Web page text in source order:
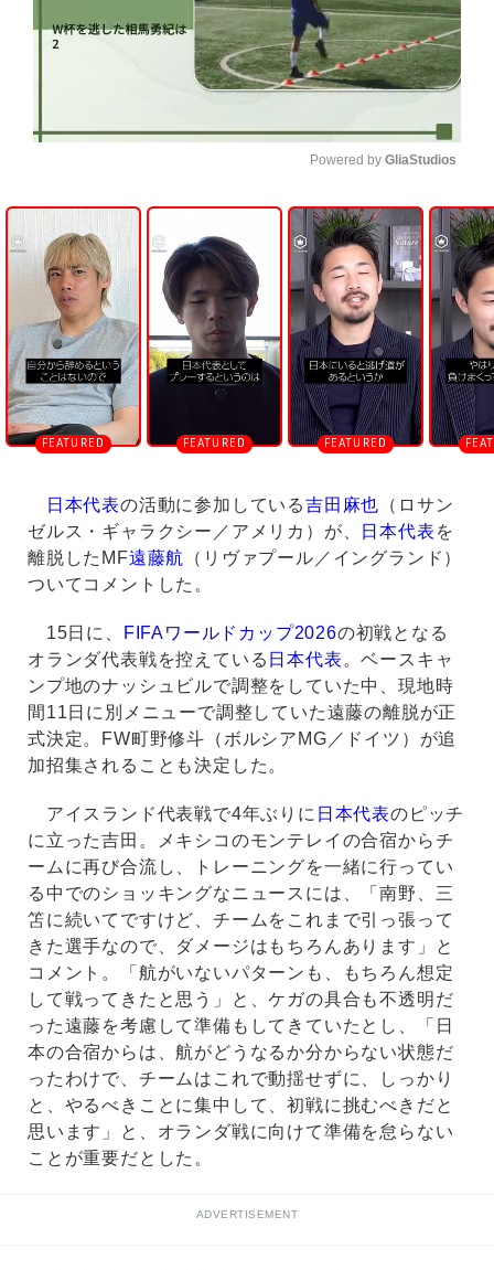
U
n
m
u
t
e
Powered by GliaStudios
日本代表の活動に参加している吉田麻也 （ロサン
ゼルス・ギャラクシー／アメリカ）が、
日本代表 を
離脱したMF遠藤航 （リヴァプール／イングランド）
ついてコメントした。
15日に、 FIFAワールドカップ2026の初戦となる
オランダ代表戦を控えている 日本代表。ベースキャ
ンプ地のナッシュビルで調整をしていた中、現地時
間11日に別メニューで調整していた遠藤の離脱が正
式決定。FW町野修斗（ボルシアMG／ドイツ）が追
加招集されることも決定した。
アイスランド代表戦で4年ぶりに 日本代表のピッチ
に立った吉田。メキシコのモンテレイの合宿からチ
ームに再び合流し、トレーニングを一緒に行ってい
る中でのショッキングなニュースには、「南野、三
笘に続いてですけど、チームをこれまで引っ張って
きた選手なので、ダメージはもちろんあります」と
コメント。「航がいないパターンも、もちろん想定
して戦ってきたと思う」と、ケガの具合も不透明だ
った遠藤を考慮して準備もしてきていたとし、「日
本の合宿からは、航がどうなるか分からない状態だ
ったわけで、チームはこれで動揺せずに、しっかり
と、やるべきことに集中して、初戦に挑むべきだと
思います」と、オランダ戦に向けて準備を怠らない
ことが重要だとした。
ADVERTISEMENT